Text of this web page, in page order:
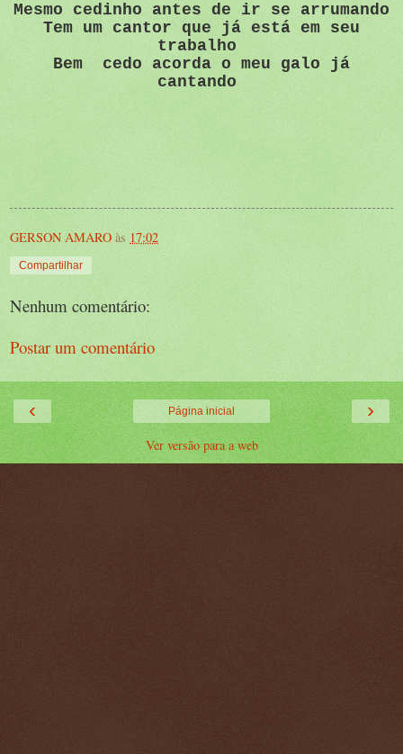
Mesmo cedinho antes de ir se arrumando
Tem um cantor que já está em seu
trabalho
Bem cedo acorda o meu galo já
cantando
GERSON AMARO às 17:02
Compartilhar
Nenhum comentário:
Postar um comentário
‹ ›
Página inicial
Ver versão para a web